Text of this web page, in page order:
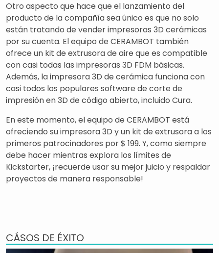
Otro aspecto que hace que el lanzamiento del
producto de la compañía sea único es que no solo
están tratando de vender impresoras 3D cerámicas
por su cuenta. El equipo de CERAMBOT también
ofrece un kit de extrusora de aire que es compatible
con casi todas las impresoras 3D FDM básicas.
Además, la impresora 3D de cerámica funciona con
casi todos los populares software de corte de
impresión en 3D de código abierto, incluido Cura.
En este momento, el equipo de CERAMBOT está
ofreciendo su impresora 3D y un kit de extrusora a los
primeros patrocinadores por $ 199. Y, como siempre
debe hacer mientras explora los límites de
Kickstarter, ¡recuerde usar su mejor juicio y respaldar
proyectos de manera responsable!
CÁSOS DE ÉXITO